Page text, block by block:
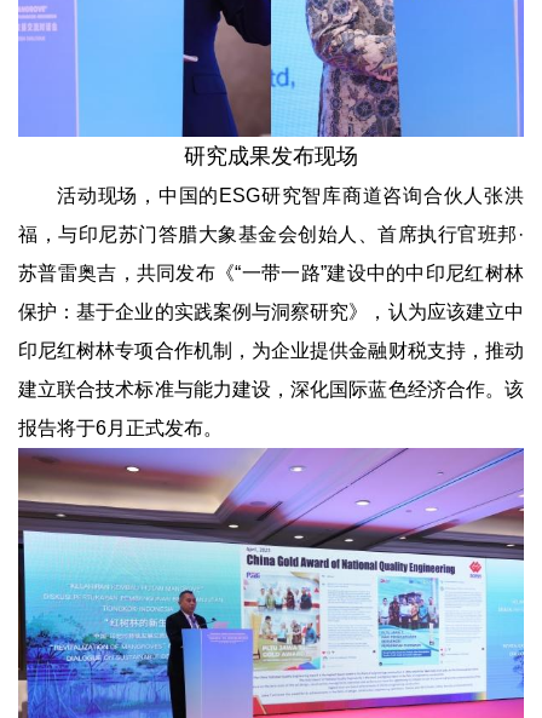
研究成果发布现场
活动现场，中国的ESG研究智库商道咨询合伙人张洪
福，与印尼苏门答腊大象基金会创始人、首席执行官班邦·
苏普雷奥吉，共同发布《“一带一路”建设中的中印尼红树林
保护：基于企业的实践案例与洞察研究》，认为应该建立中
印尼红树林专项合作机制，为企业提供金融财税支持，推动
建立联合技术标准与能力建设，深化国际蓝色经济合作。该
报告将于6月正式发布。